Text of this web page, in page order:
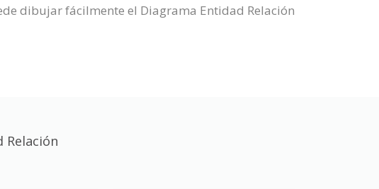
dibujar fácilmente el Diagrama Entidad Relación
Relación